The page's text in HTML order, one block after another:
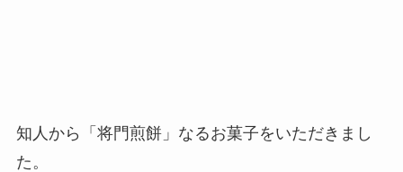
知人から「将門煎餅」なるお菓子をいただきまし
た。